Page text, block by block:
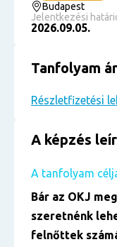
Budapest
Jelentkezési
2026.09.05.
Tanfolyam
Részletfizetési
A képzés
A tanfolyam
Bár az OKJ
szeretnénk
felnőttek